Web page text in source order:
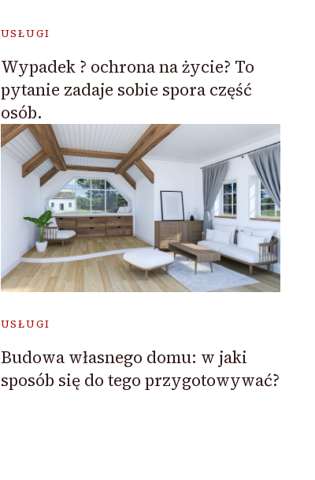
USŁUGI
Wypadek ? ochrona na życie? To
pytanie zadaje sobie spora część
osób.
USŁUGI
Budowa własnego domu: w jaki
sposób się do tego przygotowywać?